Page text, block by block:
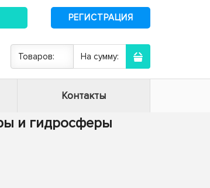
РЕГИСТРАЦИЯ
Товаров: На сумму:
Контакты
и гидросферы